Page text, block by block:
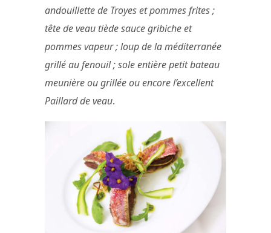
andouillette de Troyes et pommes frites ;
tête de veau tiède sauce gribiche et
pommes vapeur ; loup de la méditerranée
grillé au fenouil ; sole entière petit bateau
meunière ou grillée ou encore l’excellent
Paillard de veau.